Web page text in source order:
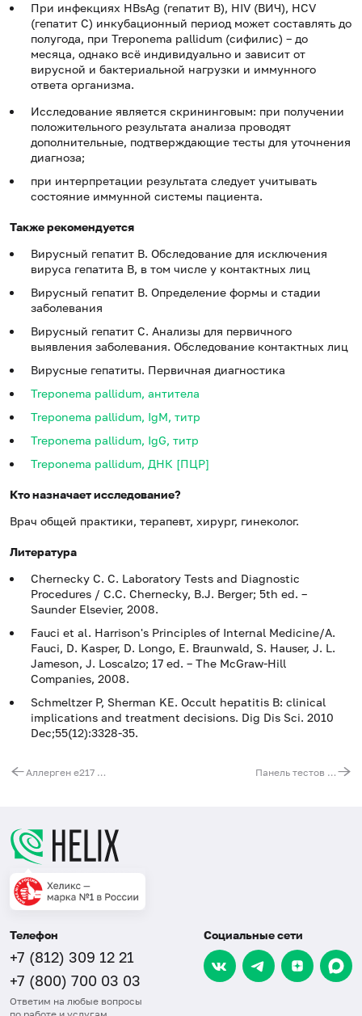
При инфекциях HBsAg (гепатит B), HIV (ВИЧ), HCV
(гепатит C) инкубационный период может составлять до
полугода, при Treponema pallidum (сифилис) – до
месяца, однако всё индивидуально и зависит от
вирусной и бактериальной нагрузки и иммунного
ответа организма.
Исследование является скрининговым: при получении
положительного результата анализа проводят
дополнительные, подтверждающие тесты для уточнения
диагноза;
при интерпретации результата следует учитывать
состояние иммунной системы пациента.
Также рекомендуется
Вирусный гепатит В. Обследование для исключения
вируса гепатита В, в том числе у контактных лиц
Вирусный гепатит В. Определение формы и стадии
заболевания
Вирусный гепатит C. Анализы для первичного
выявления заболевания. Обследование контактных лиц
Вирусные гепатиты. Первичная диагностика
Treponema pallidum, антитела
Treponema pallidum, IgM, титр
Treponema pallidum, IgG, титр
Treponema pallidum, ДНК [ПЦР]
Кто назначает исследование?
Врач общей практики, терапевт, хирург, гинеколог.
Литература
Chernecky C. C. Laboratory Tests and Diagnostic
Procedures / С.С. Chernecky, В.J. Berger; 5th ed. –
Saunder Elsevier, 2008.
Fauci et al. Harrison's Principles of Internal Medicine/A.
Fauci, D. Kasper, D. Longo, E. Braunwald, S. Hauser, J. L.
Jameson, J. Loscalzo; 17 ed. – The McGraw-Hill
Companies, 2008.
Schmeltzer P, Sherman KE. Occult hepatitis B: clinical
implications and treatment decisions. Dig Dis Sci. 2010
Dec;55(12):3328-35.
Аллерген e217 - эпителий хорька, IgE (ImmunoCAP) Панель тестов на внутриутробные инфекции (TORCH-IgG)
Телефон
+7 (812) 309 12 21
+7 (800) 700 03 03
Ответим на любые вопросы
Социальные сети